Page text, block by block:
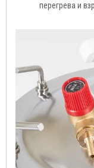
перегрева и